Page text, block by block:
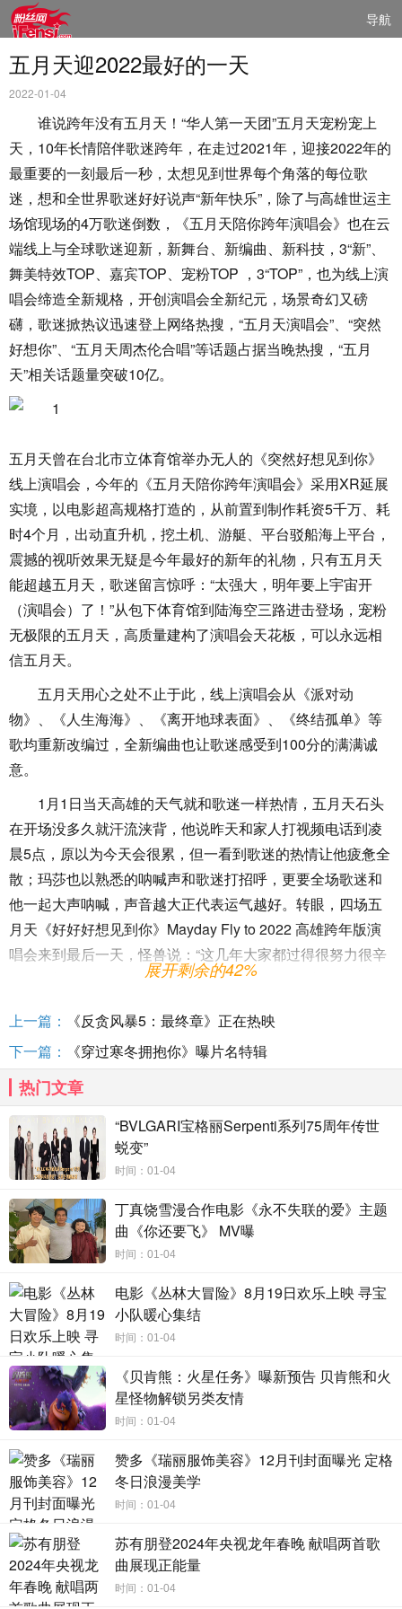
导航
五月天迎2022最好的一天
2022-01-04
谁说跨年没有五月天！“华人第一天团”五月天宠粉宠上
天，10年长情陪伴歌迷跨年，在走过2021年，迎接2022年的
最重要的一刻最后一秒，太想见到世界每个角落的每位歌
迷，想和全世界歌迷好好说声“新年快乐”，除了与高雄世运主
场馆现场的4万歌迷倒数，《五月天陪你跨年演唱会》也在云
端线上与全球歌迷迎新，新舞台、新编曲、新科技，3“新”、
舞美特效TOP、嘉宾TOP、宠粉TOP ，3“TOP”，也为线上演
唱会缔造全新规格，开创演唱会全新纪元，场景奇幻又磅
礴，歌迷掀热议迅速登上网络热搜，“五月天演唱会”、“突然
好想你”、“五月天周杰伦合唱”等话题占据当晚热搜，“五月
天”相关话题量突破10亿。
五月天曾在台北市立体育馆举办无人的《突然好想见到你》
线上演唱会，今年的《五月天陪你跨年演唱会》采用XR延展
实境，以电影超高规格打造的，从前置到制作耗资5千万、耗
时4个月，出动直升机，挖土机、游艇、平台驳船海上平台，
震撼的视听效果无疑是今年最好的新年的礼物，只有五月天
能超越五月天，歌迷留言惊呼：“太强大，明年要上宇宙开
（演唱会）了！”从包下体育馆到陆海空三路进击登场，宠粉
无极限的五月天，高质量建构了演唱会天花板，可以永远相
信五月天。
五月天用心之处不止于此，线上演唱会从《派对动
物》、《人生海海》、《离开地球表面》、《终结孤单》等
歌均重新改编过，全新编曲也让歌迷感受到100分的满满诚
意。
1月1日当天高雄的天气就和歌迷一样热情，五月天石头
在开场没多久就汗流浃背，他说昨天和家人打视频电话到凌
晨5点，原以为今天会很累，但一看到歌迷的热情让他疲惫全
散；玛莎也以熟悉的呐喊声和歌迷打招呼，更要全场歌迷和
他一起大声呐喊，声音越大正代表运气越好。转眼，四场五
月天《好好好想见到你》Mayday Fly to 2022 高雄跨年版演
唱会来到最后一天，怪兽说：“这几年大家都过得很努力很辛
苦，希望五月天能快回来，谢谢大家照顾。大家想念五月天
如何，更希望五月天的音乐能持续给歌迷能量， 1月15、
16、21、22、23日五月天将于台中洲际棒球场开唱。
最好的一天就是和五月天一起，冠佑爆料演唱会上，除
了两个女儿到场聆听，还多了个人一同前来，他说：“多了一
个学长来，他们学校的学长，特地追来高雄，追来高雄不打
紧，我想这个学长比较少看五月天演唱会，我在想应该是今
天”，感受五月天的魅力，此时玛莎开玩笑说：“这个意思是，
你要是没乖一点，你看等下怎样。”最后团员打趣送上一首
《墓仔埔也敢去》，欢迎加入五月天，逗笑全场。
2022年第一场《好好好想见到你》Mayday Fly to 2022
开场嘉宾“1+1”，迎来小魏魏嘉莹和告五人。小魏日前才在高
雄举办《你好吗？》专辑同名演唱会，相隔5天再见到高雄歌
迷，心情相当兴奋，一连演唱《普普通通的人生》、《要怎
么告诉你我多喜欢》，首次在高雄世运演出的小魏面对5万观
众场面觉得很感动，她说自己有很多很感谢的人和事：“谢谢
每位和我一起合作的好朋友们，不管是音乐或影像，一起将
每一首歌赋予一个新的生命。新的一年希望我们都可以赋予
自己的人生一个新的展望，并且努力实践，新年快乐。”；刚
唱完台北跨年的告五人，又赶到高雄开场，一登场就先带来
大热剧集《华灯初上》的片尾曲《好不容易》，以及脍炙人
展开剩余的42%
上一篇：
《反贪风暴5：最终章》正在热映
下一篇：
《穿过寒冬拥抱你》曝片名特辑
热门文章
“BVLGARI宝格丽Serpenti系列75周年传世
蜕变”
时间：01-04
丁真饶雪漫合作电影《永不失联的爱》主题
曲《你还要飞》 MV曝
时间：01-04
电影《丛林大冒险》8月19日欢乐上映 寻宝
小队暖心集结
时间：01-04
《贝肯熊：火星任务》曝新预告 贝肯熊和火
星怪物解锁另类友情
时间：01-04
赞多《瑞丽服饰美容》12月刊封面曝光 定格
冬日浪漫美学
时间：01-04
苏有朋登2024年央视龙年春晚 献唱两首歌
曲展现正能量
时间：01-04